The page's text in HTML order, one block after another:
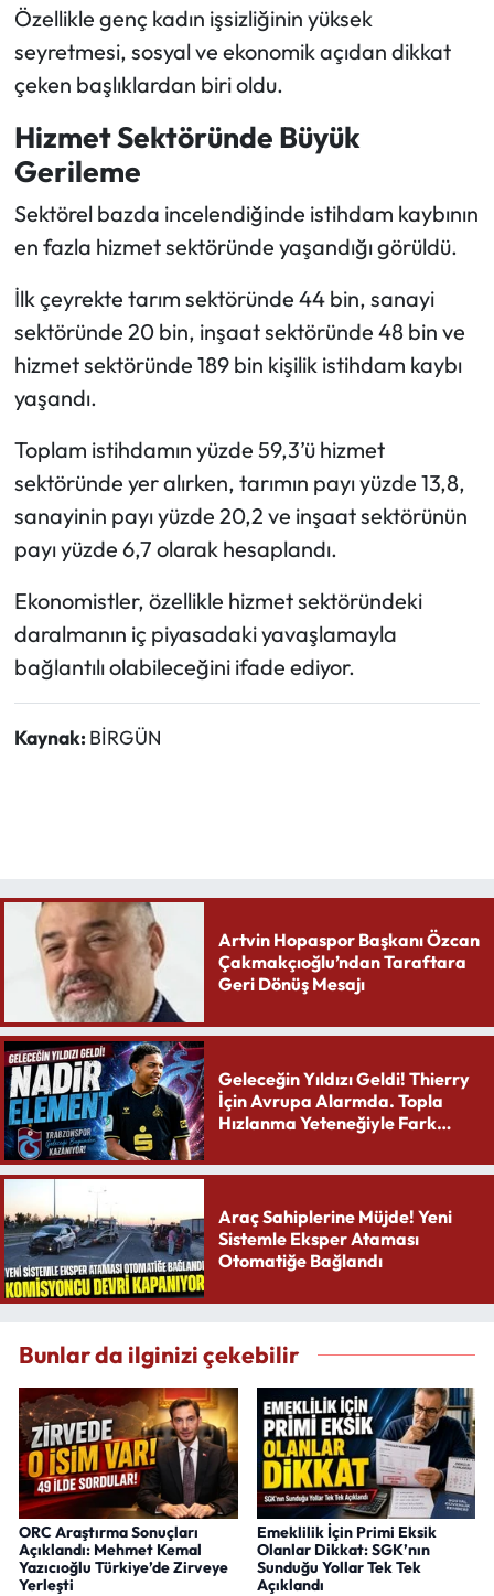
Özellikle genç kadın işsizliğinin yüksek
seyretmesi, sosyal ve ekonomik açıdan dikkat
çeken başlıklardan biri oldu.
Hizmet Sektöründe Büyük
Gerileme
Sektörel bazda incelendiğinde istihdam kaybının
en fazla hizmet sektöründe yaşandığı görüldü.
İlk çeyrekte tarım sektöründe 44 bin, sanayi
sektöründe 20 bin, inşaat sektöründe 48 bin ve
hizmet sektöründe 189 bin kişilik istihdam kaybı
yaşandı.
Toplam istihdamın yüzde 59,3’ü hizmet
sektöründe yer alırken, tarımın payı yüzde 13,8,
sanayinin payı yüzde 20,2 ve inşaat sektörünün
payı yüzde 6,7 olarak hesaplandı.
Ekonomistler, özellikle hizmet sektöründeki
daralmanın iç piyasadaki yavaşlamayla
bağlantılı olabileceğini ifade ediyor.
Kaynak: BİRGÜN
Artvin Hopaspor Başkanı Özcan
Çakmakçıoğlu’ndan Taraftara
Geri Dönüş Mesajı
Geleceğin Yıldızı Geldi! Thierry
İçin Avrupa Alarmda. Topla
Hızlanma Yeteneğiyle Fark
Araç Sahiplerine Müjde! Yeni
Sistemle Eksper Ataması
Otomatiğe Bağlandı
Bunlar da ilginizi çekebilir
ORC Araştırma Sonuçları
Açıklandı: Mehmet Kemal
Yazıcıoğlu Türkiye’de Zirveye
Yerleşti
Emeklilik İçin Primi Eksik
Olanlar Dikkat: SGK’nın
Sunduğu Yollar Tek Tek
Açıklandı